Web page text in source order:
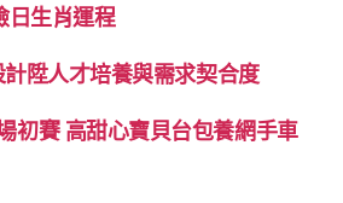
日生肖運程
陞人才培養與需求契合度
初賽 高甜心寶貝台包養網手車